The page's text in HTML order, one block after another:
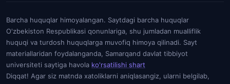
Barcha huquqlar himoyalangan. Saytdagi barcha huquqlar
O'zbekiston Respublikasi qonunlariga, shu jumladan mualliflik
huquqi va turdosh huquqlarga muvofiq himoya qilinadi. Sayt
materiallaridan foydalanganda, Samarqand davlat tibbiyot
universiteti saytiga havola ko'rsatilishi shart
Diqqat! Agar siz matnda xatoliklarni aniqlasangiz, ularni belgilab,